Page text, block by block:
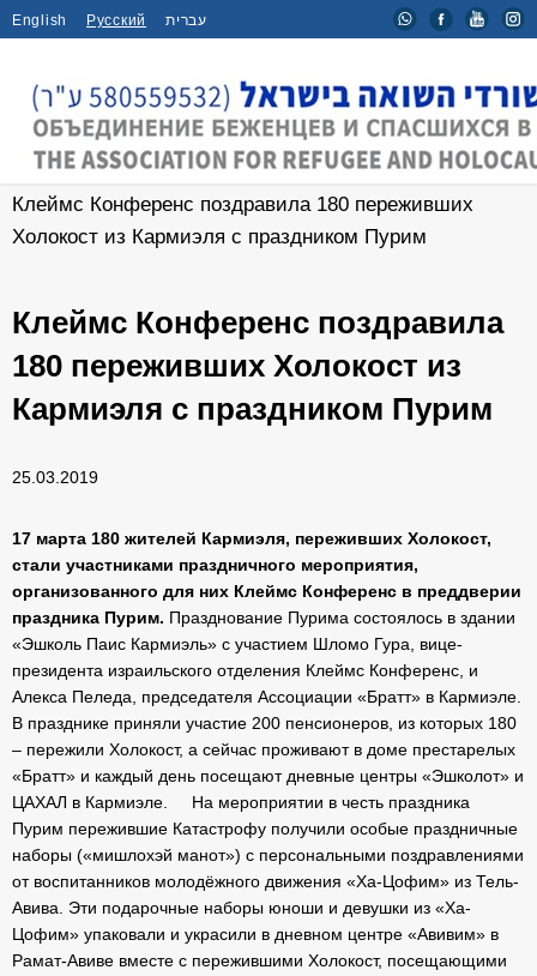
English Русский עברית
Главная / Новости /
Клеймс Конференс поздравила 180 переживших
Холокост из Кармиэля с праздником Пурим
Клеймс Конференс поздравила
180 переживших Холокост из
Кармиэля с праздником Пурим
25.03.2019
17 марта 180 жителей Кармиэля, переживших Холокост,
стали участниками праздничного мероприятия,
организованного для них Клеймс Конференс в преддверии
праздника Пурим. Празднование Пурима состоялось в здании
«Эшколь Паис Кармиэль» с участием Шломо Гура, вице-
президента израильского отделения Клеймс Конференс, и
Алекса Пеледа, председателя Ассоциации «Братт» в Кармиэле.
В празднике приняли участие 200 пенсионеров, из которых 180
– пережили Холокост, а сейчас проживают в доме престарелых
«Братт» и каждый день посещают дневные центры «Эшколот» и
ЦАХАЛ в Кармиэле.
На мероприятии в честь праздника
Пурим пережившие Катастрофу получили особые праздничные
наборы («мишлохэй манот») с персональными поздравлениями
от воспитанников молодёжного движения «Ха-Цофим» из Тель-
Авива. Эти подарочные наборы юноши и девушки из «Ха-
Цофим» упаковали и украсили в дневном центре «Авивим» в
Рамат-Авиве вместе с пережившими Холокост, посещающими